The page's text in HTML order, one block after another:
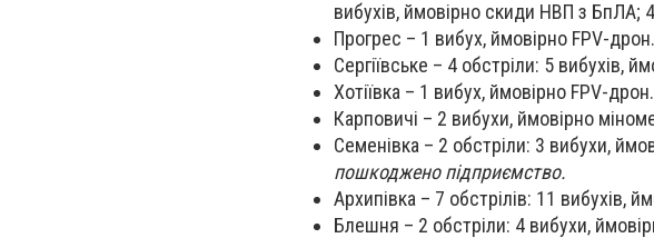
вибухів, ймовірно скиди НВП з БпЛА;
Прогрес – 1 вибух, ймовірно FPV-дрон.
Сергіївське – 4 обстріли: 5 вибухів,
Хотіївка – 1 вибух, ймовірно FPV-дрон.
Карповичі – 2 вибухи, ймовірно
Семенівка – 2 обстріли: 3 вибухи,
пошкоджено підприємство.
Архипівка – 7 обстрілів: 11 вибухів,
Блешня – 2 обстріли: 4 вибухи,